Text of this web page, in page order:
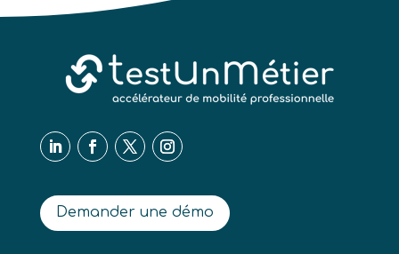
Demander une démo